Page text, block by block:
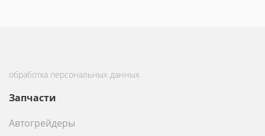
обработка персональных данных
Запчасти
Автогрейдеры